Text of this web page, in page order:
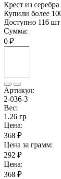
Крест из
Купили более
Доступно 116 шт
Сумма:
0 ₽
Артикул:
2-036-3
Вес:
1.26 гр
Цена:
368 ₽
Цена за грамм:
292 ₽
Цена:
368 ₽